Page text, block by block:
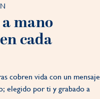
mano
cada
cobren vida con un mensaje
elegido por ti y grabado a